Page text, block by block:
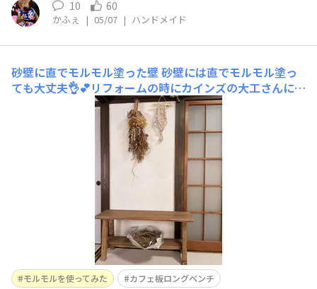
10 60
かふぇ | 05/07 | ハンドメイド
砂壁に直でモルモル塗った壁砂壁には直でモルモル塗っ
ても大丈夫👌💕リフォームの時にカインズの大工さんに教
えてもらった通りにやったので問題なく仕上がりました🎶
1番気に入っている初めてドライフラワーで作ったスワッ
グ宝物です🪎こういう壁とドライフラワーと合うだろう
な〜と💓もう何年か前に作ったカフェ板ロングベンチ隣県
まで遠征してウォル
モルモルを使ってみた
カフェ板ロングベンチ